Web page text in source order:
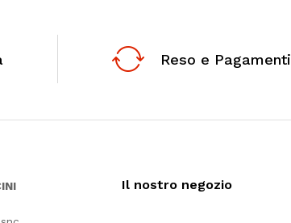
Reso e Pagamenti
Il nostro negozio